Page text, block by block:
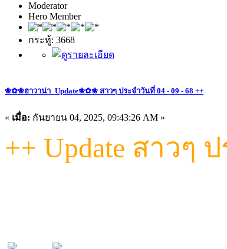
Moderator
Hero Member
กระทู้: 3668
❀✿❀ฮาวาน่า_Update❀✿❀ สาวๆ ประจำวันที่ 04 - 09 - 68 ++
« เมื่อ: กันยายน 04, 2025, 09:43:26 AM »
++ Update สาวๆ